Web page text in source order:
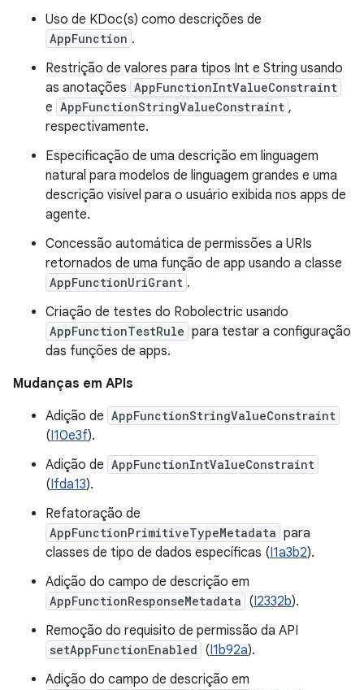
Uso de KDoc(s) como descrições de
AppFunction .
Restrição de valores para tipos Int e String usando
as anotações AppFunctionIntValueConstraint
e AppFunctionStringValueConstraint ,
respectivamente.
Especificação de uma descrição em linguagem
natural para modelos de linguagem grandes e uma
descrição visível para o usuário exibida nos apps de
agente.
Concessão automática de permissões a URIs
retornados de uma função de app usando a classe
AppFunctionUriGrant .
Criação de testes do Robolectric usando
AppFunctionTestRule para testar a configuração
das funções de apps.
Mudanças em APIs
Adição de AppFunctionStringValueConstraint
(I10e3f).
Adição de AppFunctionIntValueConstraint
(Ifda13).
Refatoração de
AppFunctionPrimitiveTypeMetadata para
classes de tipo de dados específicas (I1a3b2).
Adição do campo de descrição em
AppFunctionResponseMetadata (I2332b).
Remoção do requisito de permissão da API
setAppFunctionEnabled (I1b92a).
Adição do campo de descrição em